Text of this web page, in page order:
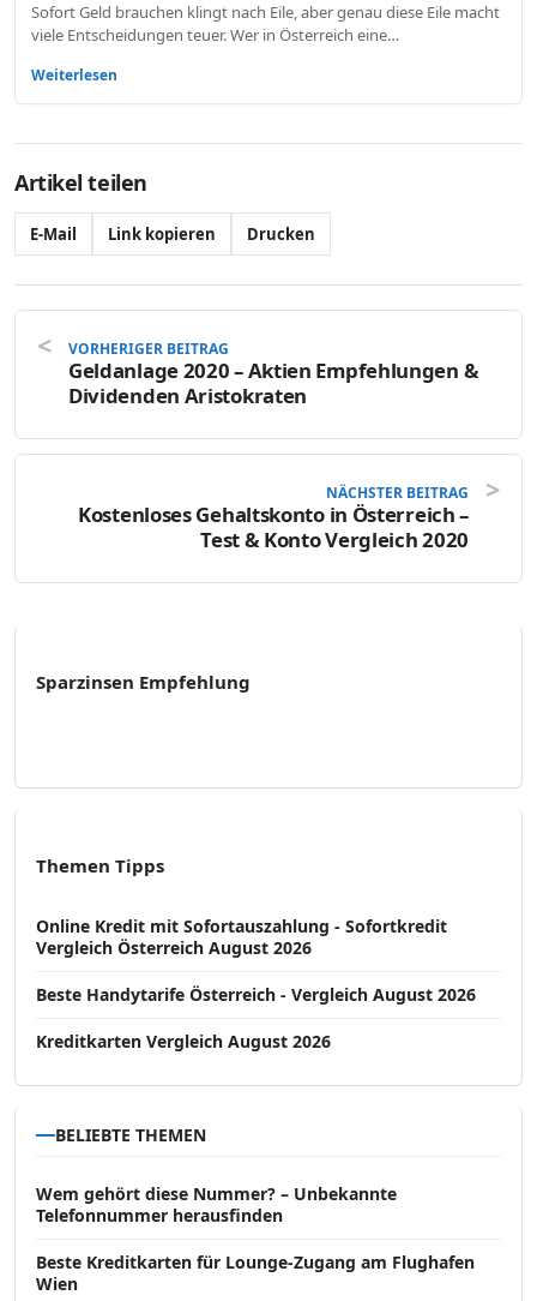
Sofort Geld brauchen klingt nach Eile, aber genau diese Eile macht
viele Entscheidungen teuer. Wer in Österreich eine…
Weiterlesen
Artikel teilen
E-Mail Link kopieren Drucken
VORHERIGER BEITRAG
Geldanlage 2020 – Aktien Empfehlungen &
Dividenden Aristokraten
NÄCHSTER BEITRAG
Kostenloses Gehaltskonto in Österreich –
Test & Konto Vergleich 2020
Sparzinsen Empfehlung
Themen Tipps
Online Kredit mit Sofortauszahlung - Sofortkredit
Vergleich Österreich August 2026
Beste Handytarife Österreich - Vergleich August 2026
Kreditkarten Vergleich August 2026
BELIEBTE THEMEN
Wem gehört diese Nummer? – Unbekannte
Telefonnummer herausfinden
Beste Kreditkarten für Lounge-Zugang am Flughafen
Wien